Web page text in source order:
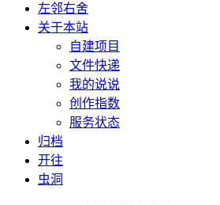
左邻右舍
关于本站
自建项目
文件快递
我的说说
创作指数
服务状态
归档
开往
虫洞